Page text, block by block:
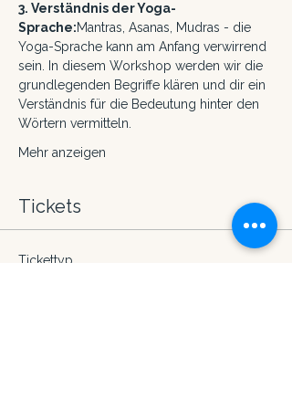
3. Verständnis der Yoga-
Sprache:Mantras, Asanas, Mudras - die
Yoga-Sprache kann am Anfang verwirrend
sein. In diesem Workshop werden wir die
grundlegenden Begriffe klären und dir ein
Verständnis für die Bedeutung hinter den
Wörtern vermitteln.
Mehr anzeigen
Tickets
Tickettyp